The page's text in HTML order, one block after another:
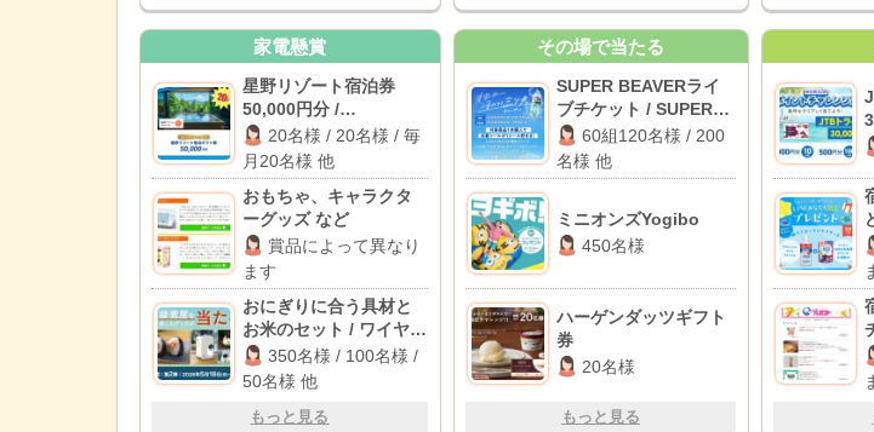
家電懸賞
星野リゾート宿泊券
50,000円分 /
PlayStation 5 / カタロ
グギフト 他
20名様 / 20名様 / 毎
月20名様 他
おもちゃ、キャラクタ
ーグッズ など
賞品によって異なり
ます
おにぎりに合う具材と
お米のセット / ワイヤレ
ス スピーカー / ミニ冷
蔵庫 他
350名様 / 100名様 /
50名様 他
もっと見る
その場で当たる
SUPER BEAVERライ
ブチケット / SUPER
BEAVERオリジナルグ
ッズセット 他
60組120名様 / 200
名様 他
ミニオンズYogibo
450名様
ハーゲンダッツギフト
券
20名様
もっと見る